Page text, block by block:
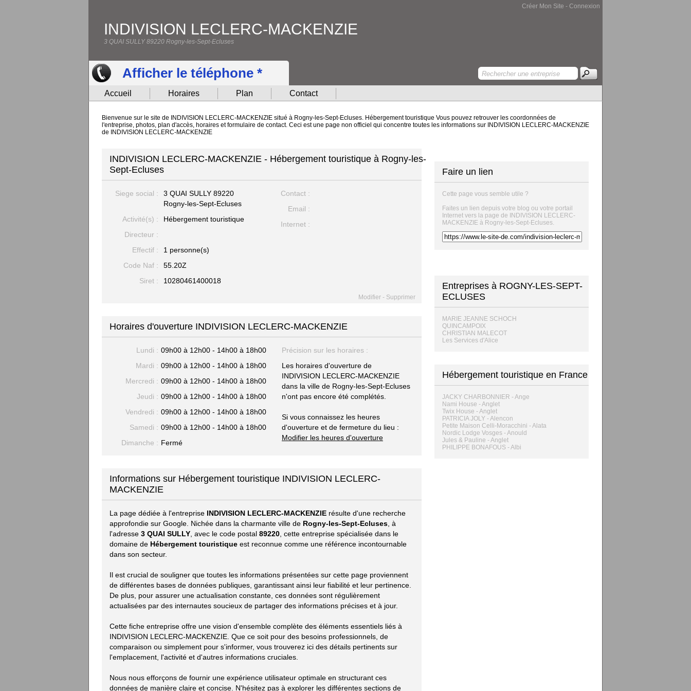
Créer Mon Site - Connexion
INDIVISION LECLERC-MACKENZIE
3 QUAI SULLY 89220 Rogny-les-Sept-Ecluses
Afficher le téléphone *
Accueil Horaires Plan Contact
Bienvenue sur le site de INDIVISION LECLERC-MACKENZIE situé à Rogny-les-Sept-Ecluses. Hébergement touristique Vous pouvez retrouver les coordonnées de
l'entreprise, photos, plan d'accès, horaires et formulaire de contact. Ceci est une page non officiel qui concentre toutes les informations sur INDIVISION LECLERC-MACKENZIE
de INDIVISION LECLERC-MACKENZIE
INDIVISION LECLERC-MACKENZIE - Hébergement touristique à Rogny-les-
Sept-Ecluses
Siege social : 3 QUAI SULLY 89220
Rogny-les-Sept-Ecluses
Activité(s) :
Hébergement touristique
Directeur :
Effectif :
1 personne(s)
Code Naf :
55.20Z
Siret :
10280461400018
Contact :
Email :
Internet :
Modifier - Supprimer
Horaires d'ouverture INDIVISION LECLERC-MACKENZIE
Lundi : 09h00 à 12h00 - 14h00 à 18h00
Mardi : 09h00 à 12h00 - 14h00 à 18h00
Mercredi : 09h00 à 12h00 - 14h00 à 18h00
Jeudi : 09h00 à 12h00 - 14h00 à 18h00
Vendredi : 09h00 à 12h00 - 14h00 à 18h00
Samedi : 09h00 à 12h00 - 14h00 à 18h00
Dimanche : Fermé
Précision sur les horaires :
Les horaires d'ouverture de
INDIVISION LECLERC-MACKENZIE
dans la ville de Rogny-les-Sept-Ecluses
n'ont pas encore été complétés.
Si vous connaissez les heures
d'ouverture et de fermeture du lieu :
Modifier les heures d'ouverture
Informations sur Hébergement touristique INDIVISION LECLERC-
MACKENZIE
La page dédiée à l'entreprise INDIVISION LECLERC-MACKENZIE résulte d'une recherche
approfondie sur Google. Nichée dans la charmante ville de Rogny-les-Sept-Ecluses , à
l'adresse 3 QUAI SULLY , avec le code postal 89220 , cette entreprise spécialisée dans le
domaine de Hébergement touristique est reconnue comme une référence incontournable
dans son secteur.
Il est crucial de souligner que toutes les informations présentées sur cette page proviennent
de différentes bases de données publiques, garantissant ainsi leur fiabilité et leur pertinence.
De plus, pour assurer une actualisation constante, ces données sont régulièrement
actualisées par des internautes soucieux de partager des informations précises et à jour.
Cette fiche entreprise offre une vision d'ensemble complète des éléments essentiels liés à
INDIVISION LECLERC-MACKENZIE. Que ce soit pour des besoins professionnels, de
comparaison ou simplement pour s'informer, vous trouverez ici des détails pertinents sur
l'emplacement, l'activité et d'autres informations cruciales.
Nous nous efforçons de fournir une expérience utilisateur optimale en structurant ces
données de manière claire et concise. N'hésitez pas à explorer les différentes sections de
Faire un lien
Cette page vous semble utile ?
Faites un lien depuis votre blog ou votre portail
Internet vers la page de INDIVISION LECLERC-
MACKENZIE à Rogny-les-Sept-Ecluses.
Entreprises à ROGNY-LES-SEPT-
ECLUSES
MARIE JEANNE SCHOCH
QUINCAMPOIX
CHRISTIAN MALECOT
Les Services d'Alice
Hébergement touristique en France
JACKY CHARBONNIER - Ange
Nami House - Anglet
Twix House - Anglet
PATRICIA JOLY - Alencon
Petite Maison Celli-Moracchini - Alata
Nordic Lodge Vosges - Anould
Jules & Pauline - Anglet
PHILIPPE BONAFOUS - Albi